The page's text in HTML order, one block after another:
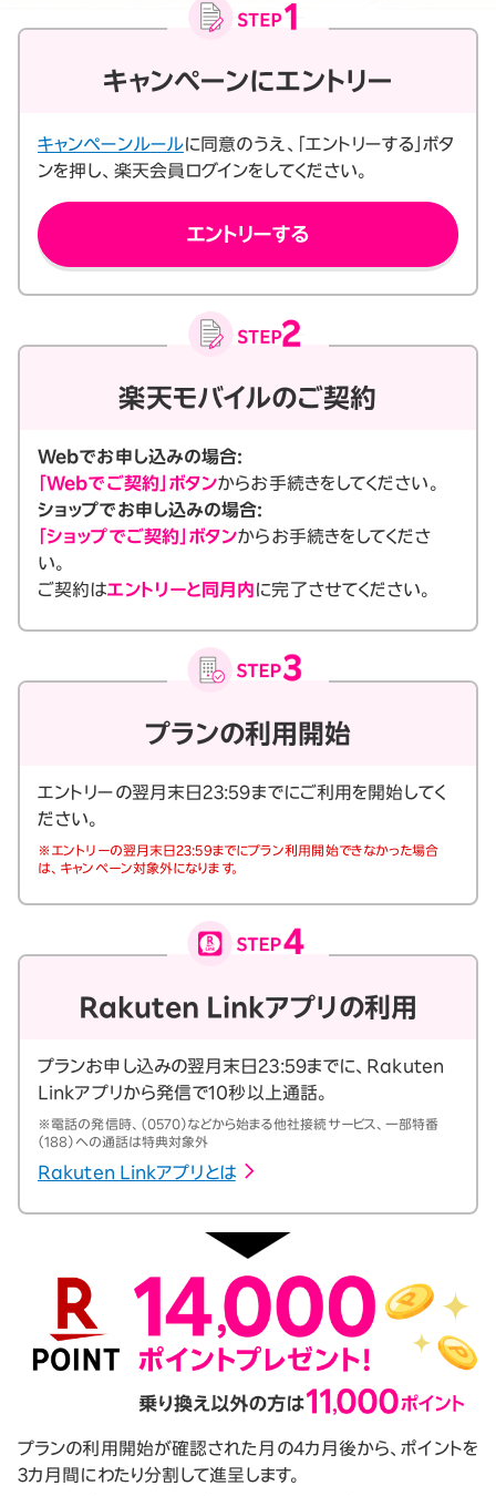
キャンペーンにエントリー
キャンペーンルールに同意のうえ、「エントリーする」ボタ
ンを押し、楽天会員ログインをしてください。
エントリーする
楽天モバイルのご契約
Webでお申し込みの場合:
「Webでご契約」ボタンからお手続きをしてください。
ショップでお申し込みの場合:
「ショップでご契約」ボタンからお手続きをしてくださ
い。
ご契約はエントリーと同月内に完了させてください。
プランの利用開始
エントリーの翌月末日23:59までにご利用を開始してく
ださい。
※エントリーの翌月末日23:59までにプラン利用開始できなかった場合
は、キャンペーン対象外になります。
Rakuten Linkアプリの利用
プランお申し込みの翌月末日23:59までに、Rakuten
Linkアプリから発信で10秒以上通話。
※電話の発信時、（0570）などから始まる他社接続サービス、一部特番
（188）への通話は特典対象外
Rakuten Linkアプリとは
プランの利用開始が確認された月の4カ月後から、ポイントを
3カ月間にわたり分割して進呈します。